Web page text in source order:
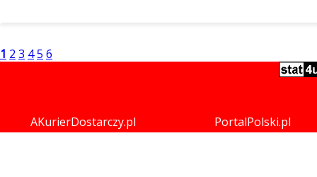
1 2 3 45 6
AKurierDostarczy.pl PortalPolski.pl